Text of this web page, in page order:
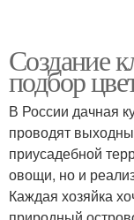
Создание
подбор
В России дачная
проводят
приусадебной
овощи, но и
Каждая хозяйка